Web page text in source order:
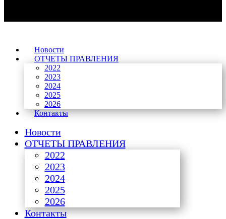
Новости
ОТЧЕТЫ ПРАВЛЕНИЯ
2022
2023
2024
2025
2026
Контакты
Новости
ОТЧЕТЫ ПРАВЛЕНИЯ
2022
2023
2024
2025
2026
Контакты